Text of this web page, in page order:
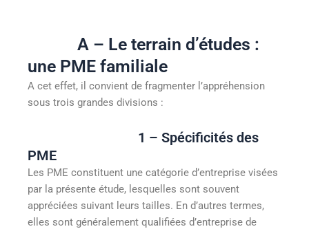
A – Le terrain d’études :
une PME familiale
A cet effet, il convient de fragmenter l’appréhension
sous trois grandes divisions :
1 – Spécificités des
PME
Les PME constituent une catégorie d’entreprise visées
par la présente étude, lesquelles sont souvent
appréciées suivant leurs tailles. En d’autres termes,
elles sont généralement qualifiées d’entreprise de